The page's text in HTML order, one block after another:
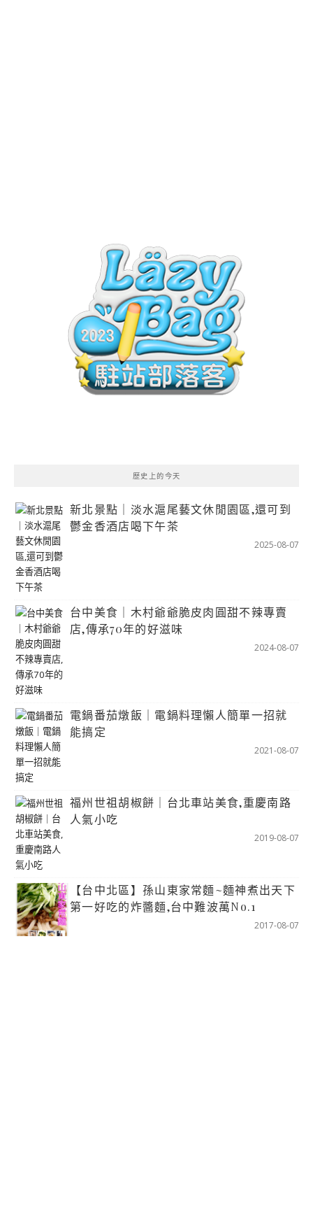
歷史上的今天
新北景點｜淡水滬尾藝文休閒園區,還可到
鬱金香酒店喝下午茶
2025-08-07
台中美食｜木村爺爺脆皮肉圓甜不辣專賣
店,傳承70年的好滋味
2024-08-07
電鍋番茄燉飯｜電鍋料理懶人簡單一招就
能搞定
2021-08-07
福州世祖胡椒餅｜台北車站美食,重慶南路
人氣小吃
2019-08-07
【台中北區】孫山東家常麵~麵神煮出天下
第一好吃的炸醬麵,台中難波萬No.1
2017-08-07